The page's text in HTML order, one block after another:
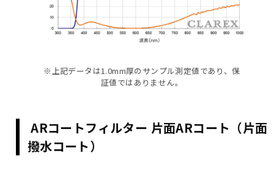
※上記データは1.0mm厚のサンプル測定値であり、保
証値ではありません。
ARコートフィルター 片面ARコート（片面
撥水コート）